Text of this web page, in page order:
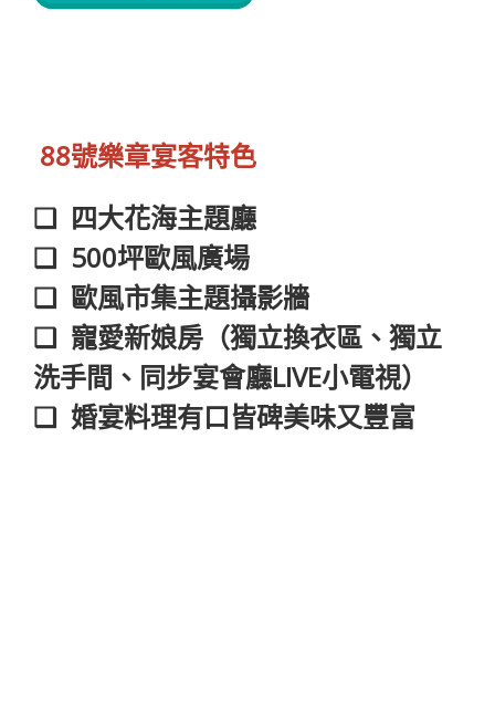
88號樂章宴客特色
❑ 四大花海主題廳
❑ 500坪歐風廣場
❑ 歐風市集主題攝影牆
❑ 寵愛新娘房（獨立換衣區、獨立
洗手間、同步宴會廳LIVE小電視）
❑ 婚宴料理有口皆碑美味又豐富